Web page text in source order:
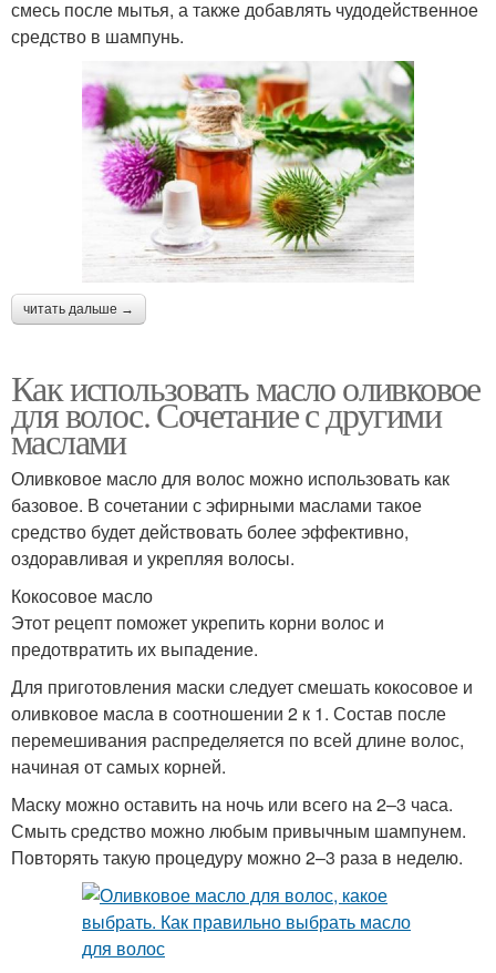
смесь после мытья, а также добавлять чудодейственное
средство в шампунь.
читать дальше →
Как использовать масло оливковое
для волос. Сочетание с другими
маслами
Оливковое масло для волос можно использовать как
базовое. В сочетании с эфирными маслами такое
средство будет действовать более эффективно,
оздоравливая и укрепляя волосы.
Кокосовое масло
Этот рецепт поможет укрепить корни волос и
предотвратить их выпадение.
Для приготовления маски следует смешать кокосовое и
оливковое масла в соотношении 2 к 1. Состав после
перемешивания распределяется по всей длине волос,
начиная от самых корней.
Маску можно оставить на ночь или всего на 2–3 часа.
Смыть средство можно любым привычным шампунем.
Повторять такую процедуру можно 2–3 раза в неделю.